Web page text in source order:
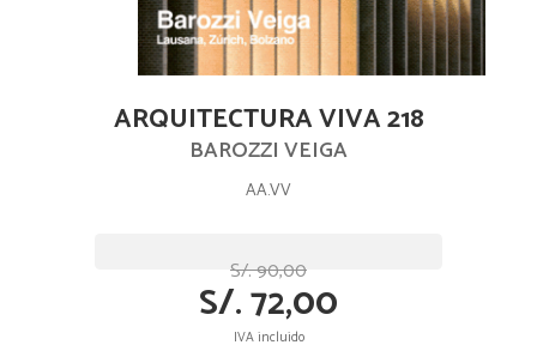
ARQUITECTURA VIVA 218
BAROZZI VEIGA
AA.VV
S/. 90,00
S/. 72,00
IVA incluido